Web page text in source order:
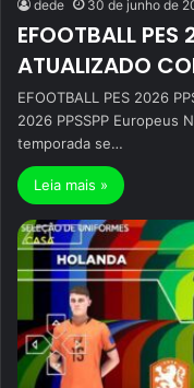
dede 30 de junho de
EFOOTBALL PES
ATUALIZADO
EFOOTBALL PES 2026
2026 PPSSPP Europeus
temporada se…
Leia mais »